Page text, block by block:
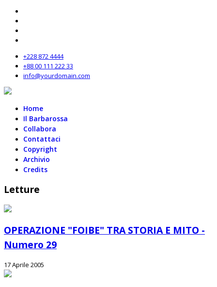
+228 872 4444
+88 00 111 222 33
info@yourdomain.com
Home
Il Barbarossa
Collabora
Contattaci
Copyright
Archivio
Credits
Letture
OPERAZIONE "FOIBE" TRA STORIA E MITO -
Numero 29
17 Aprile 2005